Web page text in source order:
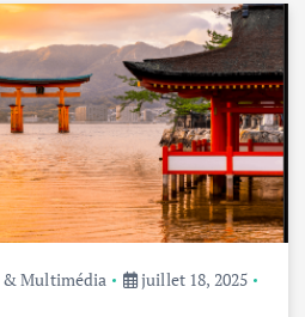
Multimédia
juillet 18, 2025